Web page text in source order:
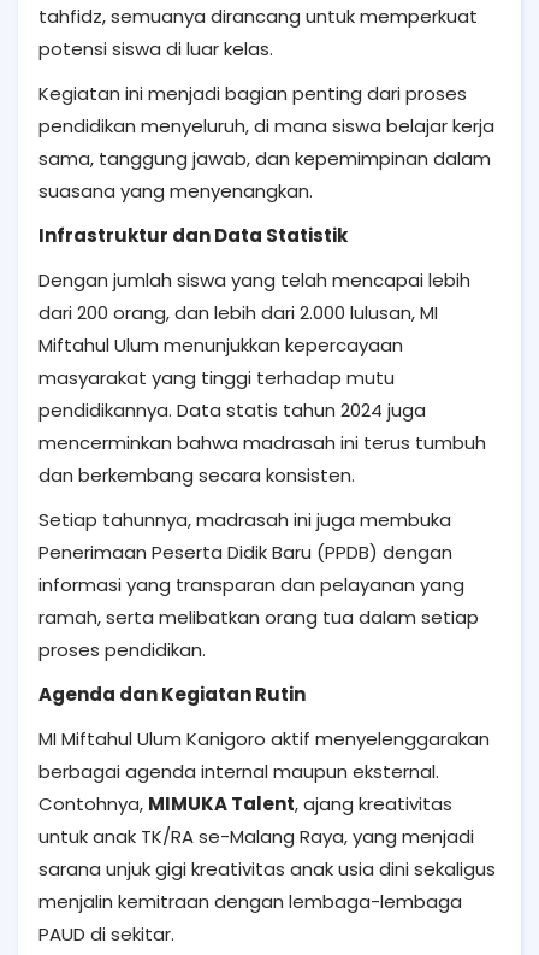
tahfidz, semuanya dirancang untuk memperkuat
potensi siswa di luar kelas.
Kegiatan ini menjadi bagian penting dari proses
pendidikan menyeluruh, di mana siswa belajar kerja
sama, tanggung jawab, dan kepemimpinan dalam
suasana yang menyenangkan.
Infrastruktur dan Data Statistik
Dengan jumlah siswa yang telah mencapai lebih
dari 200 orang, dan lebih dari 2.000 lulusan, MI
Miftahul Ulum menunjukkan kepercayaan
masyarakat yang tinggi terhadap mutu
pendidikannya. Data statis tahun 2024 juga
mencerminkan bahwa madrasah ini terus tumbuh
dan berkembang secara konsisten.
Setiap tahunnya, madrasah ini juga membuka
Penerimaan Peserta Didik Baru (PPDB) dengan
informasi yang transparan dan pelayanan yang
ramah, serta melibatkan orang tua dalam setiap
proses pendidikan.
Agenda dan Kegiatan Rutin
MI Miftahul Ulum Kanigoro aktif menyelenggarakan
berbagai agenda internal maupun eksternal.
Contohnya, MIMUKA Talent, ajang kreativitas
untuk anak TK/RA se-Malang Raya, yang menjadi
sarana unjuk gigi kreativitas anak usia dini sekaligus
menjalin kemitraan dengan lembaga-lembaga
PAUD di sekitar.